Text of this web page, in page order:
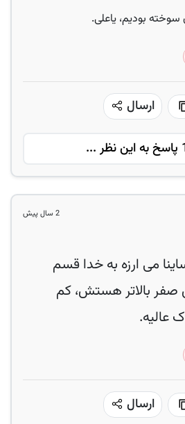
سوخته بودیم، یاعلی.
ارسال
2 سال پیش
می ارزه به خدا قسم
صفر بالاتر هستش، کم
عالیه.
ارسال